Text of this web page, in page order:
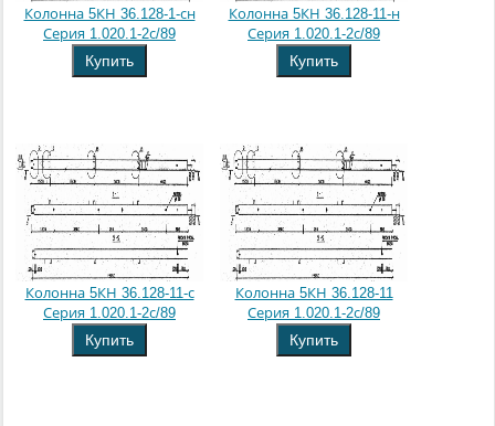
Колонна 5КН 36.128-1-сн
Серия 1.020.1-2с/89
Купить
Колонна 5КН 36.128-11-н
Серия 1.020.1-2с/89
Купить
Колонна 5КН 36.128-11-с
Серия 1.020.1-2с/89
Купить
Колонна 5КН 36.128-11
Серия 1.020.1-2с/89
Купить